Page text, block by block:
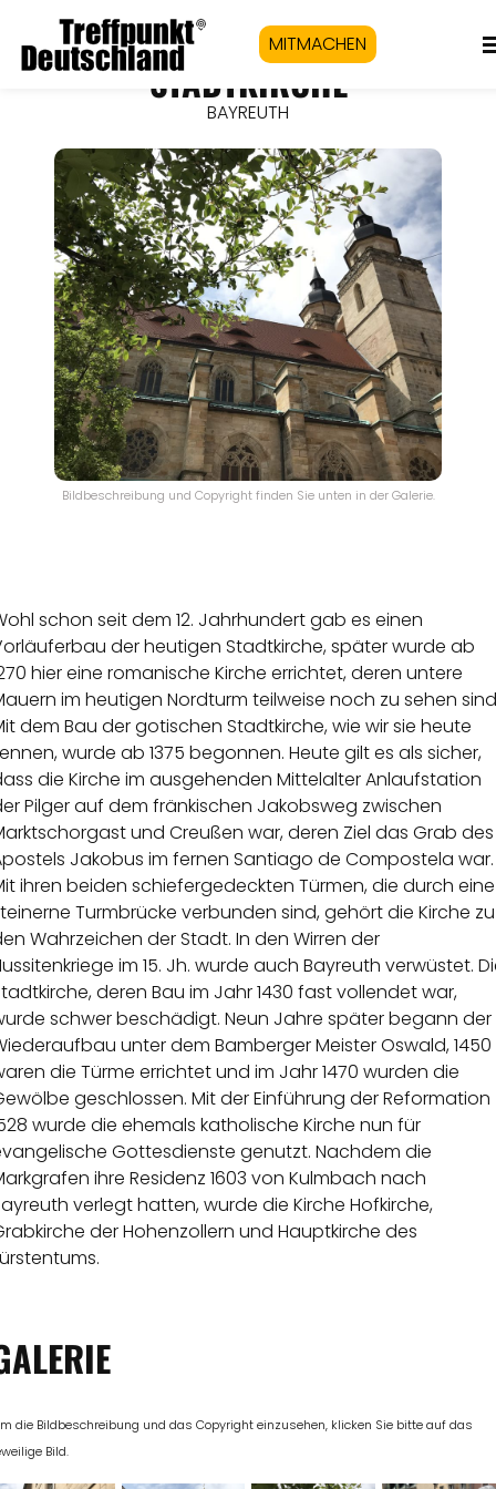
MITMACHEN
STADTKIRCHE
BAYREUTH
Bildbeschreibung und Copyright finden Sie unten in der Galerie.
schon seit dem 12. Jahrhundert gab es einen
der heutigen Stadtkirche, später wurde ab
hier eine romanische Kirche errichtet, deren untere
im heutigen Nordturm teilweise noch zu sehen
dem Bau der gotischen Stadtkirche, wie wir sie heute
wurde ab 1375 begonnen. Heute gilt es als sicher,
die Kirche im ausgehenden Mittelalter Anlaufstation
Pilger auf dem fränkischen Jakobsweg zwischen
und Creußen war, deren Ziel das Grab des
Jakobus im fernen Santiago de Compostela war.
ihren beiden schiefergedeckten Türmen, die durch eine
Turmbrücke verbunden sind, gehört die Kirche zu
Wahrzeichen der Stadt. In den Wirren der
im 15. Jh. wurde auch Bayreuth verwüstet.
deren Bau im Jahr 1430 fast vollendet war,
schwer beschädigt. Neun Jahre später begann der
unter dem Bamberger Meister Oswald, 1450
die Türme errichtet und im Jahr 1470 wurden die
geschlossen. Mit der Einführung der Reformation
wurde die ehemals katholische Kirche nun für
Gottesdienste genutzt. Nachdem die
ihre Residenz 1603 von Kulmbach nach
verlegt hatten, wurde die Kirche Hofkirche,
der Hohenzollern und Hauptkirche des
die Bildbeschreibung und das Copyright einzusehen, klicken Sie bitte auf das
Bild.